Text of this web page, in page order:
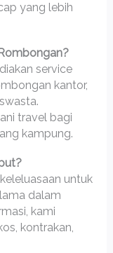
yang lebih
service
kantor,
travel bagi
kampung.
untuk
dalam
kami
kontrakan,